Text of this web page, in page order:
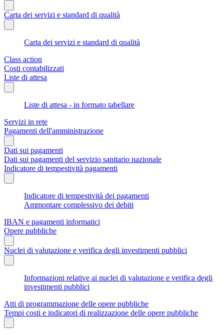
Carta dei servizi e standard di qualità
Carta dei servizi e standard di qualità
Class action
Costi contabilizzati
Liste di attesa
Liste di attesa - in formato tabellare
Servizi in rete
Pagamenti dell'amministrazione
Dati sui pagamenti
Dati sui pagamenti del servizio sanitario nazionale
Indicatore di tempestività pagamenti
Indicatore di tempestività dei pagamenti
Ammontare complessivo dei debiti
IBAN e pagamenti informatici
Opere pubbliche
Nuclei di valutazione e verifica degli investimenti pubblici
Informazioni relative ai nuclei di valutazione e verifica degli
investimenti pubblici
Atti di programmazione delle opere pubbliche
Tempi costi e indicatori di realizzazione delle opere pubbliche